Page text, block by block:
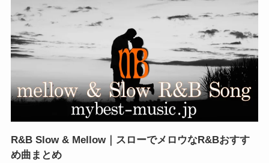
R&B Slow & Mellow｜スローでメロウなR&Bおすす
め曲まとめ